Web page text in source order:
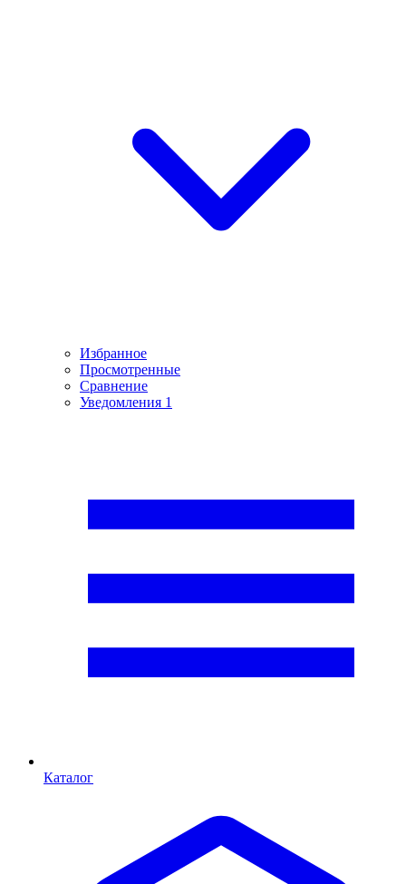
Избранное
Просмотренные
Сравнение
Уведомления 1
Каталог